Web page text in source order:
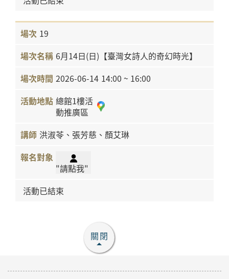
19
6月14日(日)【臺灣女詩人的奇幻時光】
2026-06-14 14:00 ~ 16:00
總館1樓活
動推廣區
洪淑苓、張芳慈、顏艾琳
"請點我"
活動已結束
關閉